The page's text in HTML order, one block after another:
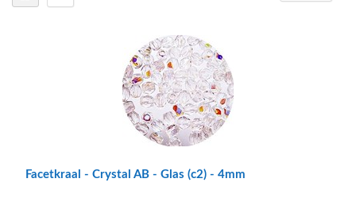
Facetkraal - Crystal AB - Glas (c2) - 4mm